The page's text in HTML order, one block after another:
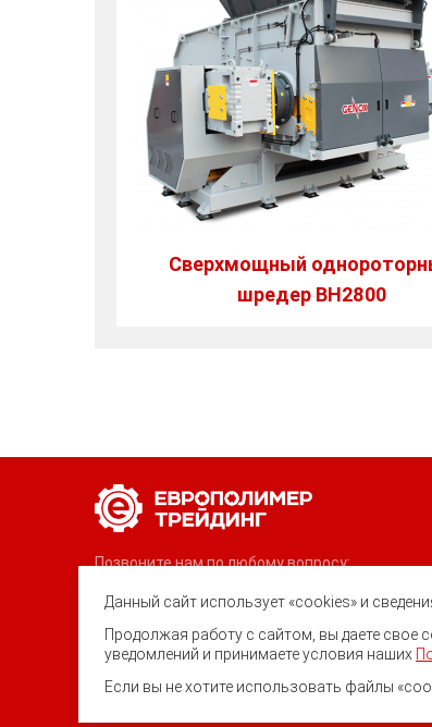
Сверхмощный
шредер BH2800
Позвоните нам по любому вопросу:
8 (800) 222-40-61
Ростов-на-Дону, ул. Вавилова, 59
Данный сайт использует «cookies» и
Продолжая работу с сайтом, вы даете
уведомлений и принимаете условия наших
Если вы не хотите использовать файлы